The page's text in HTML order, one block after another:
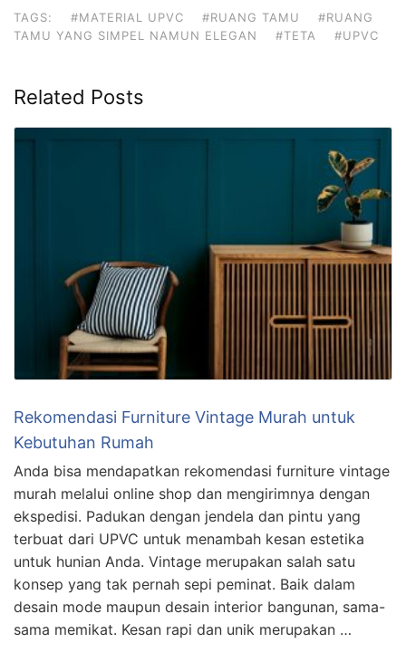
TAGS: #MATERIAL UPVC #RUANG TAMU
#RUANG
TAMU YANG SIMPEL NAMUN ELEGAN
#TETA #UPVC
Related Posts
Rekomendasi Furniture Vintage Murah untuk
Kebutuhan Rumah
Anda bisa mendapatkan rekomendasi furniture vintage
murah melalui online shop dan mengirimnya dengan
ekspedisi. Padukan dengan jendela dan pintu yang
terbuat dari UPVC untuk menambah kesan estetika
untuk hunian Anda. Vintage merupakan salah satu
konsep yang tak pernah sepi peminat. Baik dalam
desain mode maupun desain interior bangunan, sama-
sama memikat. Kesan rapi dan unik merupakan …